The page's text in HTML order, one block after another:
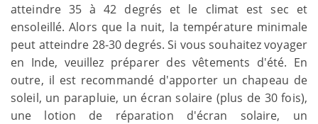
atteindre 35 à 42 degrés et le climat est sec et
ensoleillé. Alors que la nuit, la température minimale
peut atteindre 28-30 degrés. Si vous souhaitez voyager
en Inde, veuillez préparer des vêtements d'été. En
outre, il est recommandé d'apporter un chapeau de
soleil, un parapluie, un écran solaire (plus de 30 fois),
une lotion de réparation d'écran solaire, un